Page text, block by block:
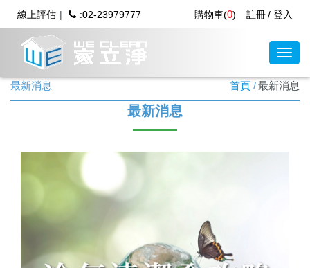
線上評估 :02-23979777 註冊 登入
購物車(0)
最新消息 首頁 最新消息
最新消息